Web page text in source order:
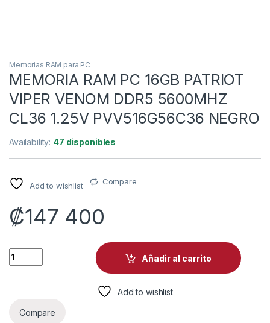
Memorias RAM para PC
MEMORIA RAM PC 16GB PATRIOT
VIPER VENOM DDR5 5600MHZ
CL36 1.25V PVV516G56C36 NEGRO
Availability: 47 disponibles
Add to wishlist Compare
₡147 400
MEMORIA RAM PC 16GB PATRIOT VIPER VENOM DDR5
Añadir al carrito
Add to wishlist
Compare